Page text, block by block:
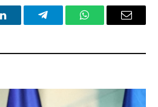
LinkedInTelegramWhatsAppEmail